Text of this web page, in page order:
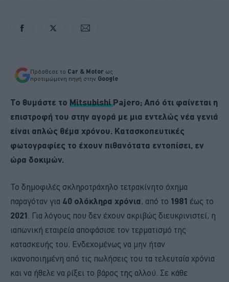
Πρόσθεσε το Car & Motor ως
προτιμώμενη πηγή στην Google
Το θυμάστε το MitsubishiPajero; Από ότι φαίνεται η
επιστροφή του στην αγορά με μια εντελώς νέα γενιά
είναι απλώς θέμα χρόνου. Κατασκοπευτικές
φωτογραφίες το έχουν πιθανότατα εντοπίσει, εν
ώρα δοκιμών.
Το δημοφιλές σκληροτράχηλο τετρακίνητο όχημα
παραγόταν για 40 ολόκληρα χρόνια, από το 1981 έως το
2021 . Για λόγους που δεν έχουν ακριβώς διευκρινιστεί, η
ιαπωνική εταιρεία αποφάσισε τον τερματισμό της
κατασκευής του. Ενδεχομένως να μην ήταν
ικανοποιημένη από τις πωλήσεις του τα τελευταία χρόνια
και να ήθελε να ρίξει το βάρος της αλλού. Σε κάθε